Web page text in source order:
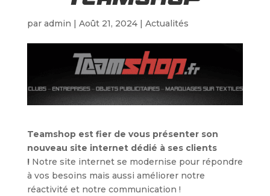
par admin | Août 21, 2024| Actualités
Teamshop est fier de vous présenter son
nouveau site internet dédié à ses clients
!Notre site internet se modernise pour répondre
à vos besoins mais aussi améliorer notre
réactivité et notre communication !